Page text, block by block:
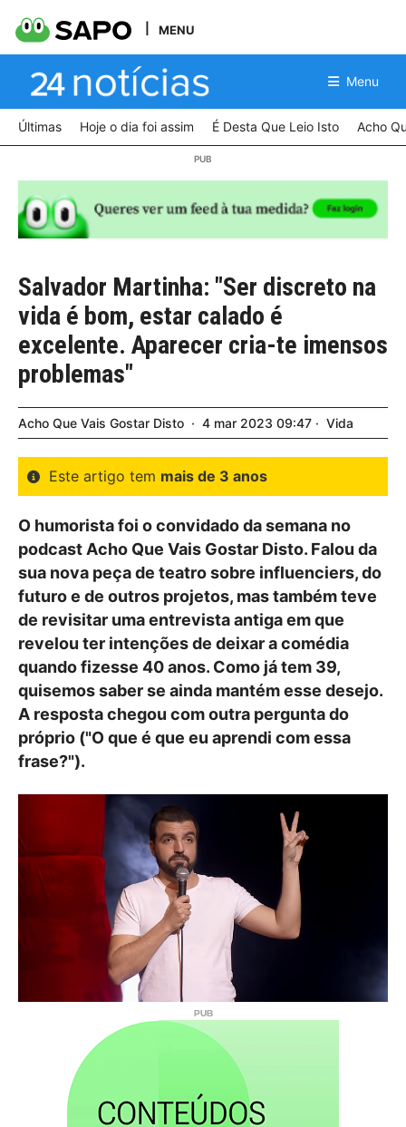
MENU
Menu
Últimas Hoje o dia foi assim É Desta Que Leio Isto Acho
Salvador Martinha: "Ser discreto na
vida é bom, estar calado é
excelente. Aparecer cria-te imensos
problemas"
Acho Que Vais Gostar Disto 4 mar 2023 09:47 Vida
Este artigo tem mais de 3 anos
O humorista foi o convidado da semana no
podcast Acho Que Vais Gostar Disto. Falou da
sua nova peça de teatro sobre influenciers, do
futuro e de outros projetos, mas também teve
de revisitar uma entrevista antiga em que
revelou ter intenções de deixar a comédia
quando fizesse 40 anos. Como já tem 39,
quisemos saber se ainda mantém esse desejo.
A resposta chegou com outra pergunta do
próprio ("O que é que eu aprendi com essa
frase?").